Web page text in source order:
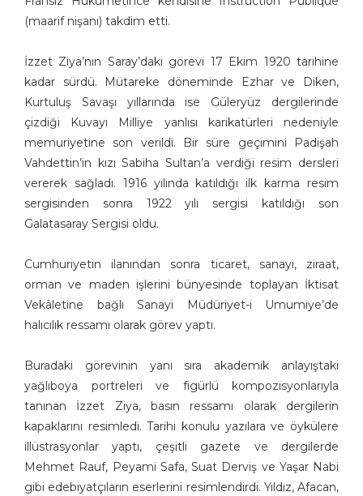
(maarif nişanı) takdim etti.
İzzet Ziya’nın Saray’daki görevi 17 Ekim 1920 tarihine
kadar sürdü. Mütareke döneminde Ezhar ve Diken,
Kurtuluş Savaşı yıllarında ise Güleryüz dergilerinde
çizdiği Kuvayı Milliye yanlısı karikatürleri nedeniyle
memuriyetine son verildi. Bir süre geçimini Padişah
Vahdettin’in kızı Sabiha Sultan’a verdiği resim dersleri
vererek sağladı. 1916 yılında katıldığı ilk karma resim
sergisinden sonra 1922 yılı sergisi katıldığı son
Galatasaray Sergisi oldu.
Cumhuriyetin ilanından sonra ticaret, sanayi, ziraat,
orman ve maden işlerini bünyesinde toplayan İktisat
Vekâletine bağlı Sanayi Müdüriyet-i Umumiye’de
halıcılık ressamı olarak görev yaptı.
Buradaki görevinin yanı sıra akademik anlayıştaki
yağlıboya portreleri ve figürlü kompozisyonlarıyla
tanınan İzzet Ziya, basın ressamı olarak dergilerin
kapaklarını resimledi. Tarihi konulu yazılara ve öykülere
illüstrasyonlar yaptı, çeşitli gazete ve dergilerde
Mehmet Rauf, Peyami Safa, Suat Derviş ve Yaşar Nabi
gibi edebiyatçıların eserlerini resimlendirdi. Yıldız, Afacan,